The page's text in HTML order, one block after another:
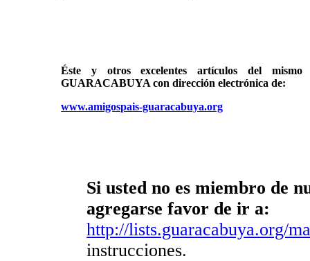
Éste y otros excelentes artículos del
GUARACABUYA con dirección electrónica de:
www.amigospais-guaracabuya.org
Si usted no es miembro de
agregarse favor de ir a:
http://lists.guaracabuya.org/
instrucciones.